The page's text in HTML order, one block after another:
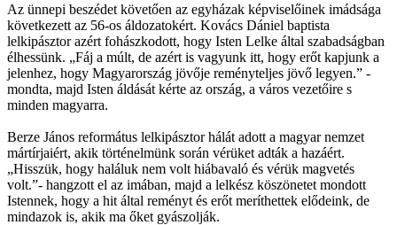
Az ünnepi beszédet követően az egyházak képviselőinek imádsága
következett az 56-os áldozatokért. Kovács Dániel baptista
lelkipásztor azért fohászkodott, hogy Isten Lelke által szabadságban
élhessünk. „Fáj a múlt, de azért is vagyunk itt, hogy erőt kapjunk a
jelenhez, hogy Magyarország jövője reményteljes jövő legyen.” -
mondta, majd Isten áldását kérte az ország, a város vezetőire s
minden magyarra.
Berze János református lelkipásztor hálát adott a magyar nemzet
mártírjaiért, akik történelmünk során vérüket adták a hazáért.
„Hisszük, hogy haláluk nem volt hiábavaló és vérük magvetés
volt.”- hangzott el az imában, majd a lelkész köszönetet mondott
Istennek, hogy a hit által reményt és erőt meríthettek elődeink, de
mindazok is, akik ma őket gyászolják.